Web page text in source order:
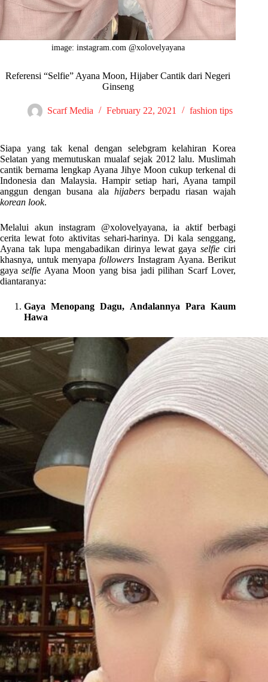
image: instagram.com @xolovelyayana
Referensi “Selfie” Ayana Moon, Hijaber Cantik dari Negeri
Ginseng
Scarf Media February 22, 2021 fashion tips
Siapa yang tak kenal dengan selebgram kelahiran Korea
Selatan yang memutuskan mualaf sejak 2012 lalu. Muslimah
cantik bernama lengkap Ayana Jihye Moon cukup terkenal di
Indonesia dan Malaysia. Hampir setiap hari, Ayana tampil
anggun dengan busana ala hijabersberpadu riasan wajah
korean look.
Melalui akun instagram @xolovelyayana, ia aktif berbagi
cerita lewat foto aktivitas sehari-harinya. Di kala senggang,
Ayana tak lupa mengabadikan dirinya lewat gayaselfie ciri
khasnya, untuk menyapafollowers Instagram Ayana. Berikut
gayaselfie Ayana Moon yang bisa jadi pilihan Scarf Lover,
diantaranya:
Gaya Menopang Dagu, Andalannya Para Kaum
Hawa